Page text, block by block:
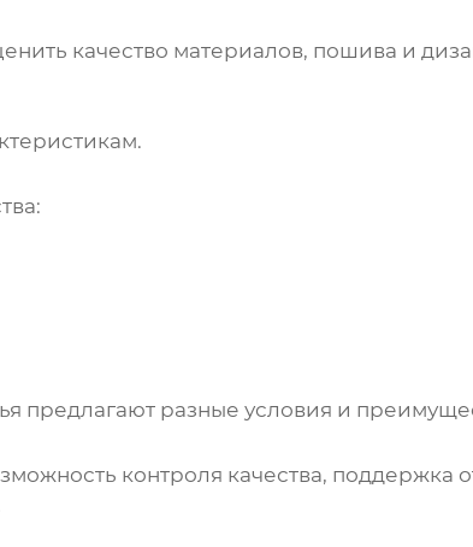
качество материалов, пошива и
предлагают разные условия и
контроля качества, поддержка